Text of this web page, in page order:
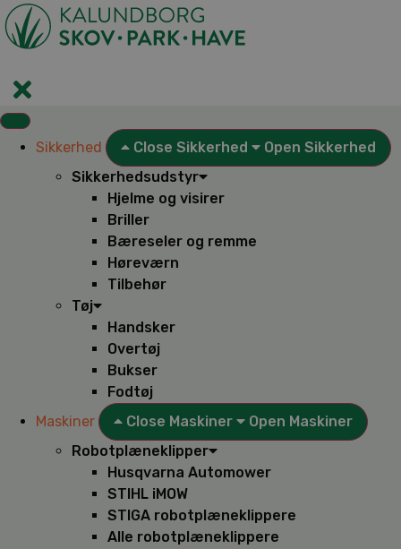
Videre
til
indhold
Sikkerhed Close Sikkerhed
Open Sikkerhed
Sikkerhedsudstyr
Hjelme og visirer
Briller
Bæreseler og remme
Høreværn
Tilbehør
Tøj
Handsker
Overtøj
Bukser
Fodtøj
Maskiner
Close Maskiner
Open Maskiner
Robotplæneklipper
Husqvarna Automower
STIHL iMOW
STIGA robotplæneklippere
Alle robotplæneklippere